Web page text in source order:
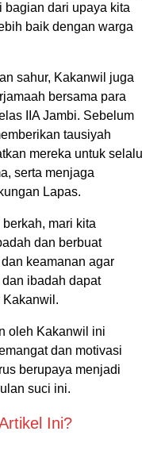
bagian dari upaya kita
baik dengan warga
sahur, Kakanwil juga
bersama para
IIA Jambi. Sebelum
tausiyah
mereka untuk selalu
serta menjaga
Lapas.
mari kita
dan berbuat
keamanan agar
ibadah dapat
Kakanwil.
oleh Kakanwil ini
dan motivasi
berupaya menjadi
suci ini.
Ini?